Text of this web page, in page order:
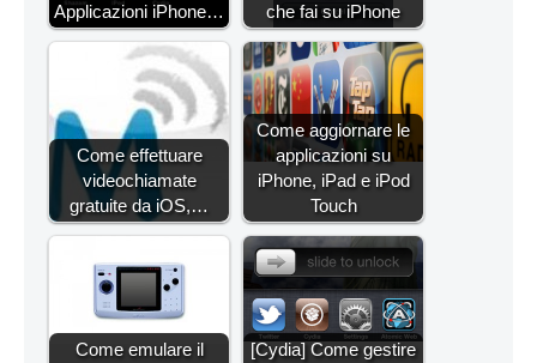
Applicazioni iPhone…
che fai su iPhone
Come effettuare
videochiamate
gratuite da iOS,…
Come aggiornare le
applicazioni su
iPhone, iPad e iPod
Touch
Come emulare il
[Cydia] Come gestire